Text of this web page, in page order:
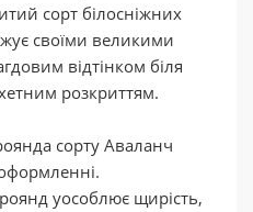
сорт білосніжних
своїми великими
відтінком біля
розкриттям.
сорту Аваланч
уособлює щирість,